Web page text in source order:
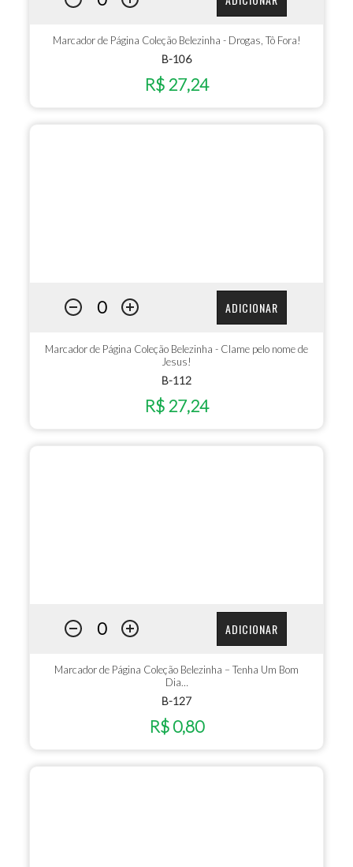
Marcador de Página Coleção Belezinha - Drogas, Tô Fora!
B-106
R$ 27,24
ADICIONAR
Marcador de Página Coleção Belezinha - Clame pelo nome de
Jesus!
B-112
R$ 27,24
ADICIONAR
Marcador de Página Coleção Belezinha – Tenha Um Bom
Dia…
B-127
R$ 0,80